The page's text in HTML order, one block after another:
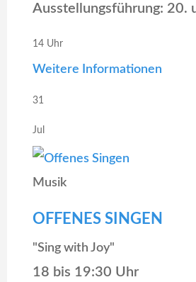
Ausstellungsführung: 20.
14 Uhr
Weitere Informationen
31
Jul
Musik
OFFENES SINGEN
"Sing with Joy"
18 bis 19:30 Uhr